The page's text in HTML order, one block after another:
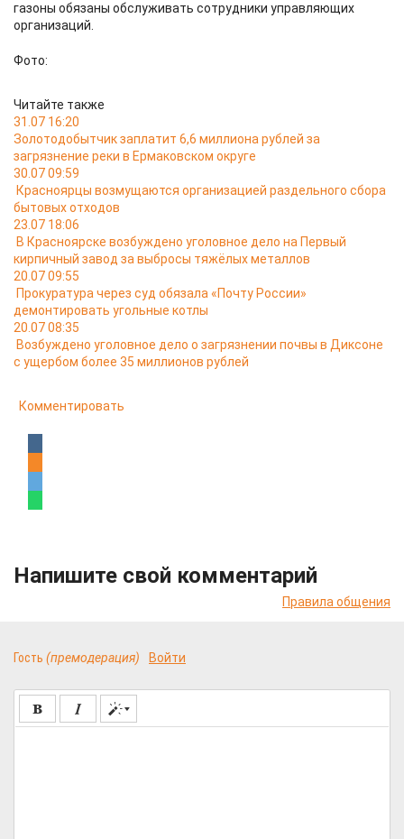
газоны обязаны обслуживать сотрудники управляющих
организаций.
Фото:
Читайте также
31.07 16:20
Золотодобытчик заплатит 6,6 миллиона рублей за
загрязнение реки в Ермаковском округе
30.07 09:59
Красноярцы возмущаются организацией раздельного сбора
бытовых отходов
23.07 18:06
В Красноярске возбуждено уголовное дело на Первый
кирпичный завод за выбросы тяжёлых металлов
20.07 09:55
Прокуратура через суд обязала «Почту России»
демонтировать угольные котлы
20.07 08:35
Возбуждено уголовное дело о загрязнении почвы в Диксоне
с ущербом более 35 миллионов рублей
Комментировать
Напишите свой комментарий
Правила общения
Гость (премодерация) Войти